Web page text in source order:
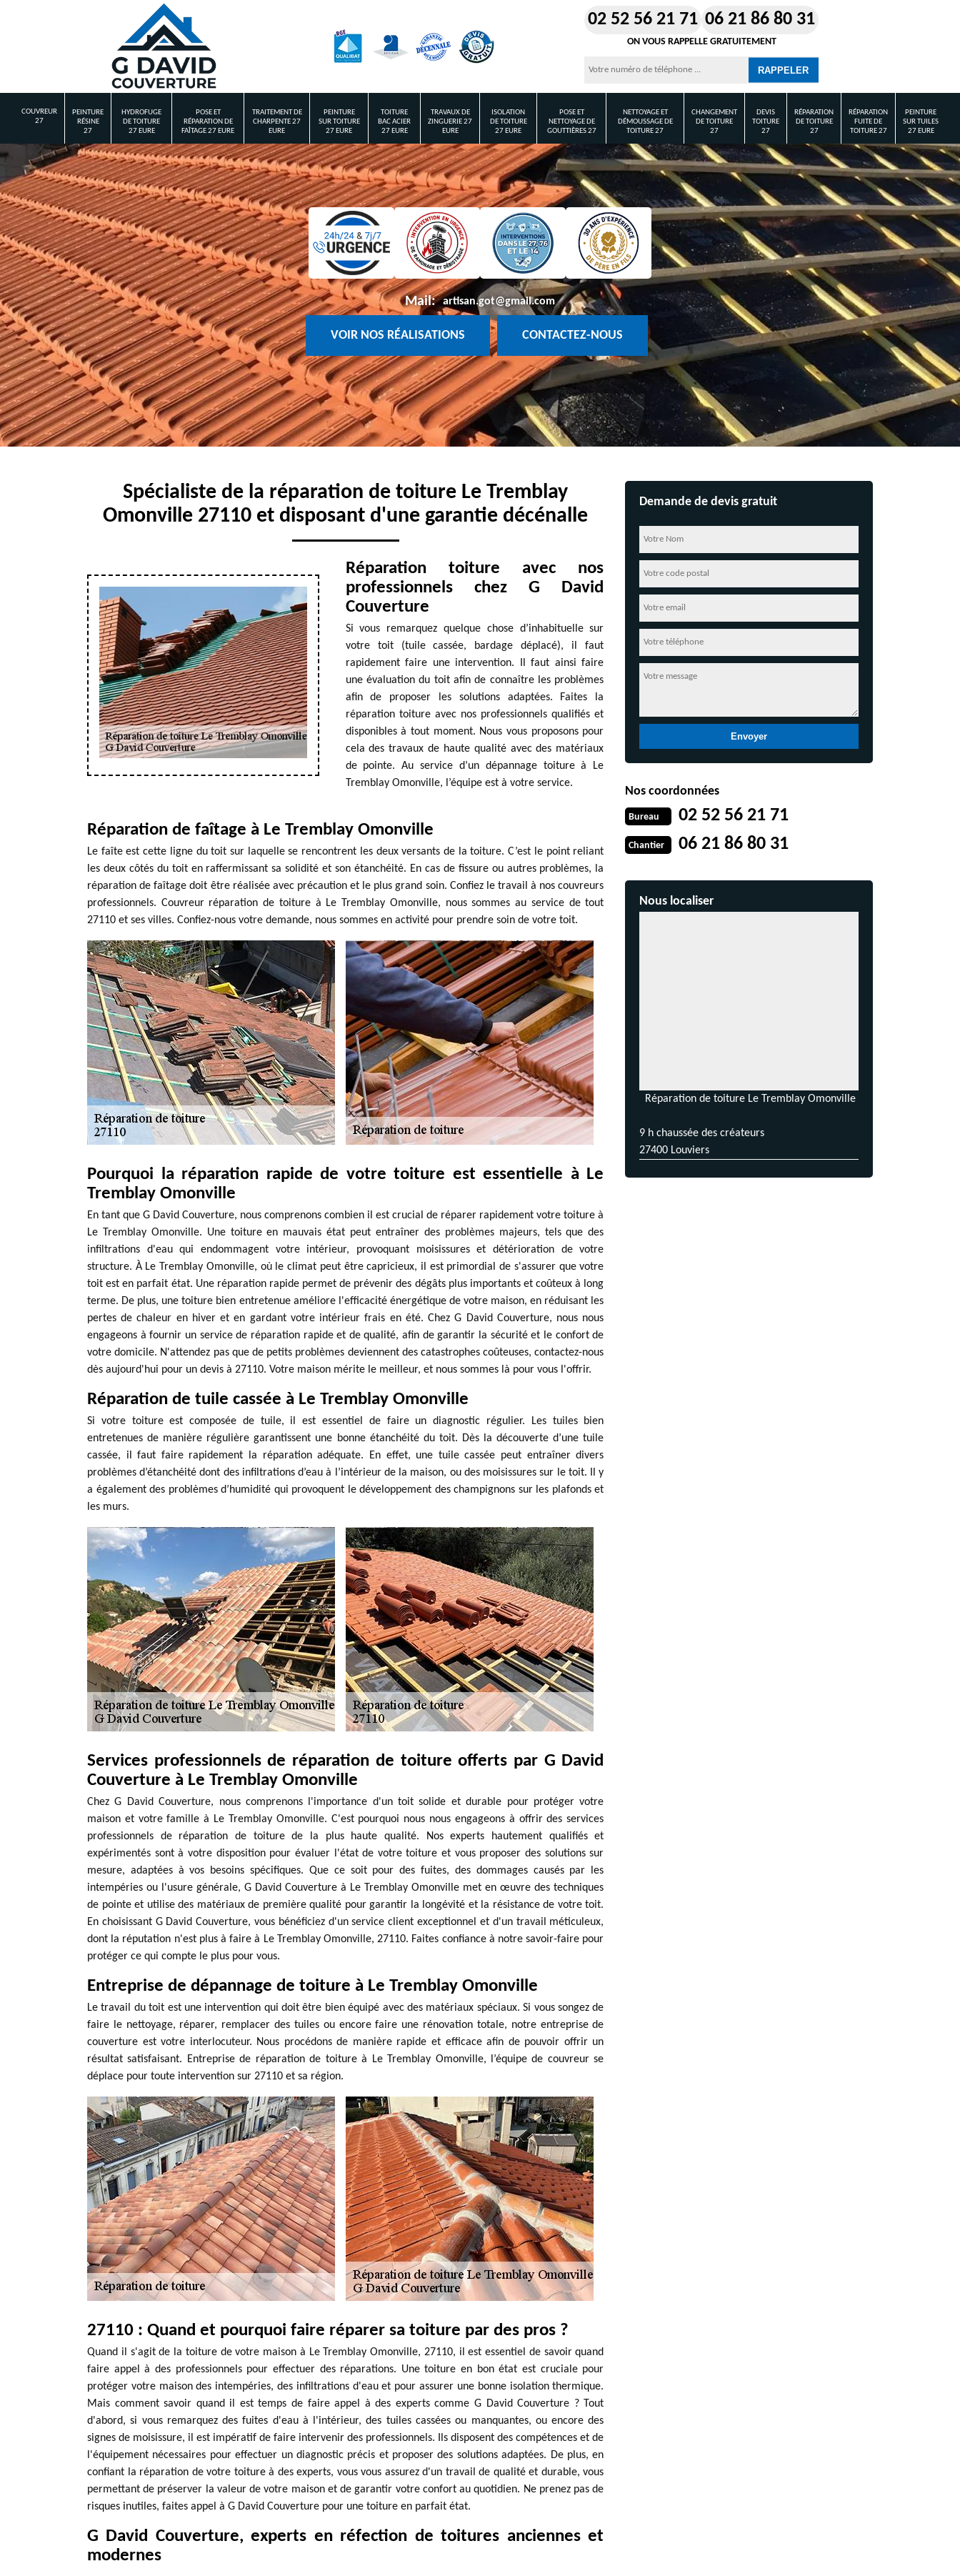
02 52 56 21 71 06 21 86 80 31
ON VOUS RAPPELLE GRATUITEMENT
COUVREUR
27
PEINTURE
RÉSINE
27
HYDROFUGE
DE TOITURE
27 EURE
POSE ET
RÉPARATION DE
FAÎTAGE 27 EURE
TRAITEMENT DE
CHARPENTE 27
EURE
PEINTURE
SUR TOITURE
27 EURE
TOITURE
BAC ACIER
27 EURE
TRAVAUX DE
ZINGUERIE 27
EURE
ISOLATION
DE TOITURE
27 EURE
POSE ET
NETTOYAGE DE
GOUTTIÈRES 27
NETTOYAGE ET
DÉMOUSSAGE DE
TOITURE 27
CHANGEMENT
DE TOITURE
27
DEVIS
TOITURE
27
RÉPARATION
DE TOITURE
27
RÉPARATION
FUITE DE
TOITURE 27
PEINTURE
SUR TUILES
27 EURE
Mail: artisan.got@gmail.com
VOIR NOS RÉALISATIONS CONTACTEZ-NOUS
Spécialiste de la réparation de toiture Le Tremblay
Omonville 27110 et disposant d'une garantie décénalle
Réparation toiture avec nos
professionnels chez G David
Couverture
Si vous remarquez quelque chose d’inhabituelle sur
votre toit (tuile cassée, bardage déplacé), il faut
rapidement faire une intervention. Il faut ainsi faire
une évaluation du toit afin de connaître les problèmes
afin de proposer les solutions adaptées. Faites la
réparation toiture avec nos professionnels qualifiés et
disponibles à tout moment. Nous vous proposons pour
cela des travaux de haute qualité avec des matériaux
de pointe. Au service d’un dépannage toiture à Le
Tremblay Omonville, l’équipe est à votre service.
Réparation de faîtage à Le Tremblay Omonville
Le faîte est cette ligne du toit sur laquelle se rencontrent les deux versants de la toiture. C’est le point reliant
les deux côtés du toit en raffermissant sa solidité et son étanchéité. En cas de fissure ou autres problèmes, la
réparation de faîtage doit être réalisée avec précaution et le plus grand soin. Confiez le travail à nos couvreurs
professionnels. Couvreur réparation de toiture à Le Tremblay Omonville, nous sommes au service de tout
27110 et ses villes. Confiez-nous votre demande, nous sommes en activité pour prendre soin de votre toit.
Pourquoi la réparation rapide de votre toiture est essentielle à Le
Tremblay Omonville
En tant que G David Couverture, nous comprenons combien il est crucial de réparer rapidement votre toiture à
Le Tremblay Omonville. Une toiture en mauvais état peut entraîner des problèmes majeurs, tels que des
infiltrations d'eau qui endommagent votre intérieur, provoquant moisissures et détérioration de votre
structure. À Le Tremblay Omonville, où le climat peut être capricieux, il est primordial de s'assurer que votre
toit est en parfait état. Une réparation rapide permet de prévenir des dégâts plus importants et coûteux à long
terme. De plus, une toiture bien entretenue améliore l'efficacité énergétique de votre maison, en réduisant les
pertes de chaleur en hiver et en gardant votre intérieur frais en été. Chez G David Couverture, nous nous
engageons à fournir un service de réparation rapide et de qualité, afin de garantir la sécurité et le confort de
votre domicile. N'attendez pas que de petits problèmes deviennent des catastrophes coûteuses, contactez-nous
dès aujourd'hui pour un devis à 27110. Votre maison mérite le meilleur, et nous sommes là pour vous l'offrir.
Réparation de tuile cassée à Le Tremblay Omonville
Si votre toiture est composée de tuile, il est essentiel de faire un diagnostic régulier. Les tuiles bien
entretenues de manière régulière garantissent une bonne étanchéité du toit. Dès la découverte d’une tuile
cassée, il faut faire rapidement la réparation adéquate. En effet, une tuile cassée peut entraîner divers
problèmes d’étanchéité dont des infiltrations d’eau à l’intérieur de la maison, ou des moisissures sur le toit. Il y
a également des problèmes d’humidité qui provoquent le développement des champignons sur les plafonds et
les murs.
Services professionnels de réparation de toiture offerts par G David
Couverture à Le Tremblay Omonville
Chez G David Couverture, nous comprenons l'importance d'un toit solide et durable pour protéger votre
maison et votre famille à Le Tremblay Omonville. C'est pourquoi nous nous engageons à offrir des services
professionnels de réparation de toiture de la plus haute qualité. Nos experts hautement qualifiés et
expérimentés sont à votre disposition pour évaluer l'état de votre toiture et vous proposer des solutions sur
mesure, adaptées à vos besoins spécifiques. Que ce soit pour des fuites, des dommages causés par les
intempéries ou l'usure générale, G David Couverture à Le Tremblay Omonville met en œuvre des techniques
de pointe et utilise des matériaux de première qualité pour garantir la longévité et la résistance de votre toit.
En choisissant G David Couverture, vous bénéficiez d'un service client exceptionnel et d'un travail méticuleux,
dont la réputation n'est plus à faire à Le Tremblay Omonville, 27110. Faites confiance à notre savoir-faire pour
protéger ce qui compte le plus pour vous.
Entreprise de dépannage de toiture à Le Tremblay Omonville
Le travail du toit est une intervention qui doit être bien équipé avec des matériaux spéciaux. Si vous songez de
faire le nettoyage, réparer, remplacer des tuiles ou encore faire une rénovation totale, notre entreprise de
couverture est votre interlocuteur. Nous procédons de manière rapide et efficace afin de pouvoir offrir un
résultat satisfaisant. Entreprise de réparation de toiture à Le Tremblay Omonville, l’équipe de couvreur se
déplace pour toute intervention sur 27110 et sa région.
27110 : Quand et pourquoi faire réparer sa toiture par des pros ?
Quand il s'agit de la toiture de votre maison à Le Tremblay Omonville, 27110, il est essentiel de savoir quand
faire appel à des professionnels pour effectuer des réparations. Une toiture en bon état est cruciale pour
protéger votre maison des intempéries, des infiltrations d'eau et pour assurer une bonne isolation thermique.
Mais comment savoir quand il est temps de faire appel à des experts comme G David Couverture ? Tout
d'abord, si vous remarquez des fuites d'eau à l'intérieur, des tuiles cassées ou manquantes, ou encore des
signes de moisissure, il est impératif de faire intervenir des professionnels. Ils disposent des compétences et de
l'équipement nécessaires pour effectuer un diagnostic précis et proposer des solutions adaptées. De plus, en
confiant la réparation de votre toiture à des experts, vous vous assurez d'un travail de qualité et durable, vous
permettant de préserver la valeur de votre maison et de garantir votre confort au quotidien. Ne prenez pas de
risques inutiles, faites appel à G David Couverture pour une toiture en parfait état.
G David Couverture, experts en réfection de toitures anciennes et
modernes
Demande de devis gratuit
Nos coordonnées
Bureau 02 52 56 21 71
Chantier 06 21 86 80 31
Nous localiser
Réparation de toiture Le Tremblay Omonville
9 h chaussée des créateurs
27400 Louviers